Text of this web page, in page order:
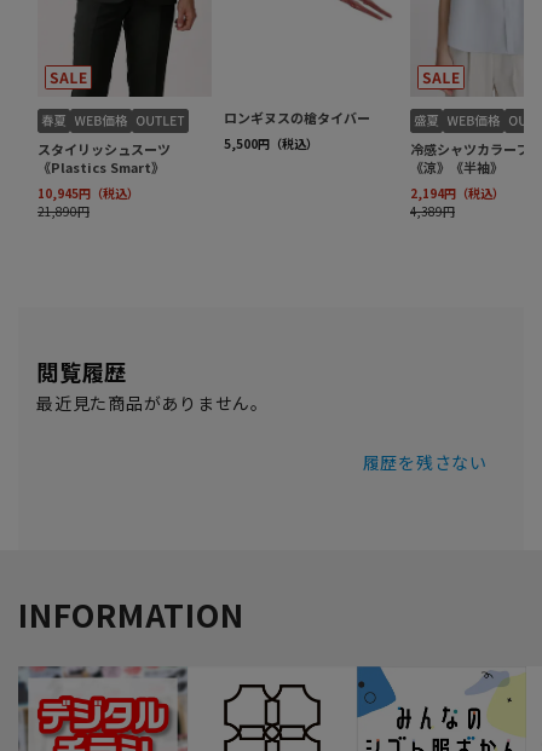
閲覧履歴
最近見た商品がありません。
履歴を残さない
INFORMATION